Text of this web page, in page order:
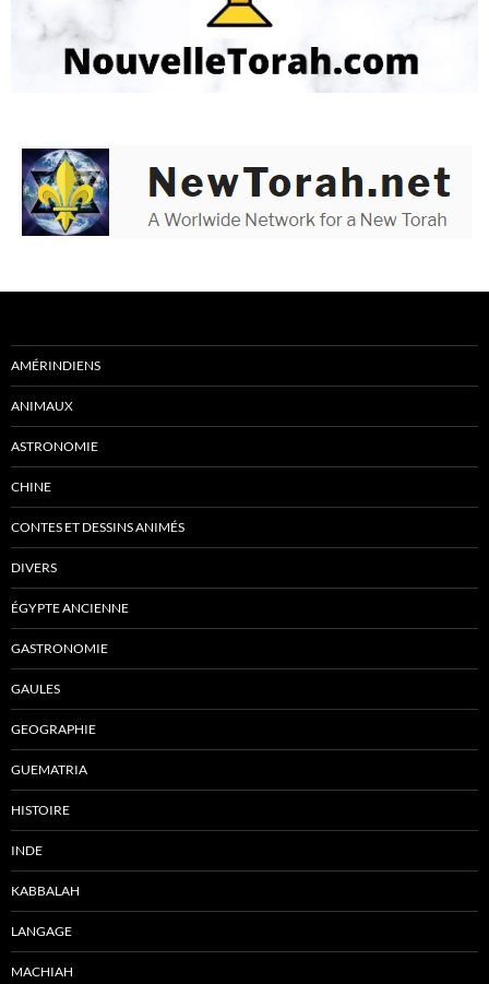
AMÉRINDIENS
ANIMAUX
ASTRONOMIE
CHINE
CONTES ET DESSINS ANIMÉS
DIVERS
ÉGYPTE ANCIENNE
GASTRONOMIE
GAULES
GEOGRAPHIE
GUEMATRIA
HISTOIRE
INDE
KABBALAH
LANGAGE
MACHIAH